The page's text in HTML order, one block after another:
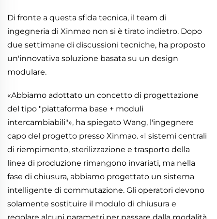
Di fronte a questa sfida tecnica, il team di
ingegneria di Xinmao non si è tirato indietro. Dopo
due settimane di discussioni tecniche, ha proposto
un'innovativa soluzione basata su un design
modulare.
«Abbiamo adottato un concetto di progettazione
del tipo "piattaforma base + moduli
intercambiabili"», ha spiegato Wang, l'ingegnere
capo del progetto presso Xinmao. «I sistemi centrali
di riempimento, sterilizzazione e trasporto della
linea di produzione rimangono invariati, ma nella
fase di chiusura, abbiamo progettato un sistema
intelligente di commutazione. Gli operatori devono
solamente sostituire il modulo di chiusura e